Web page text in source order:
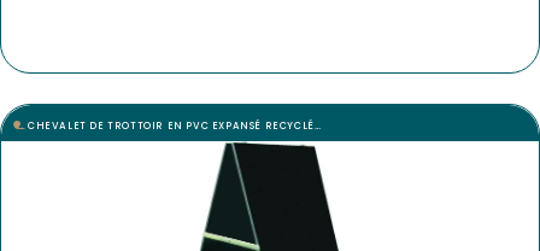
CHEVALET DE TROTTOIR EN PVC EXPANSÉ RECYCLÉ…